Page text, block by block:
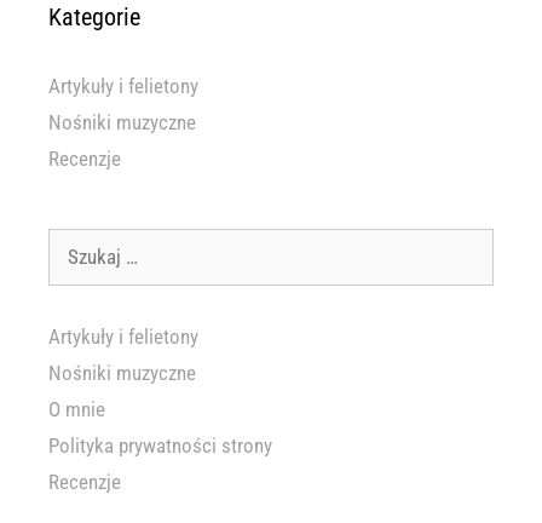
Kategorie
Artykuły i felietony
Nośniki muzyczne
Recenzje
Artykuły i felietony
Nośniki muzyczne
O mnie
Polityka prywatności strony
Recenzje